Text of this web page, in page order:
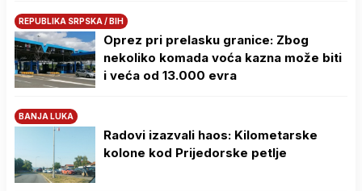
REPUBLIKA SRPSKA / BIH
Oprez pri prelasku granice: Zbog
nekoliko komada voća kazna može biti
i veća od 13.000 evra
BANJA LUKA
Radovi izazvali haos: Kilometarske
kolone kod Prijedorske petlje